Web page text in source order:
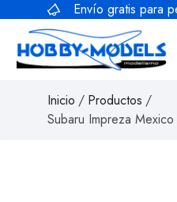
contenido
Envío gratis para
Inicio / Productos /
Subaru Impreza